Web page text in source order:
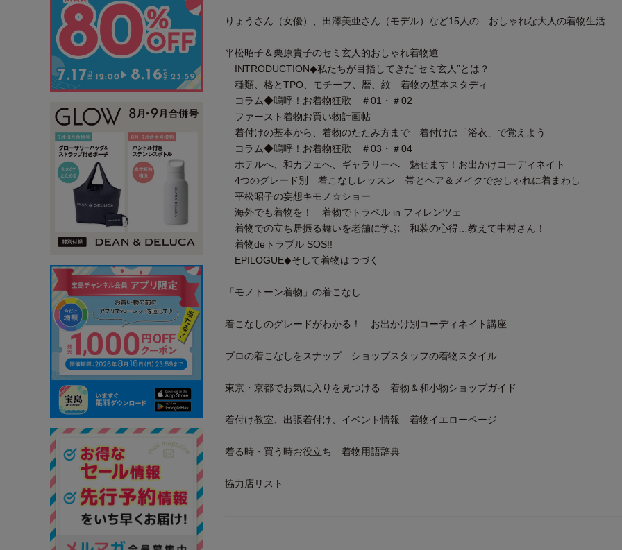
りょうさん（女優）、田澤美亜さん（モデル）など15人の おしゃれな大人の着物生活
平松昭子＆栗原貴子のセミ玄人的おしゃれ着物道
INTRODUCTION◆私たちが目指してきた“セミ玄人”とは？
種類、格とTPO、モチーフ、暦、紋 着物の基本スタディ
コラム◆嗚呼！お着物狂歌 ＃01・＃02
ファースト着物お買い物計画帖
着付けの基本から、着物のたたみ方まで 着付けは「浴衣」で覚えよう
コラム◆嗚呼！お着物狂歌 ＃03・＃04
ホテルへ、和カフェへ、ギャラリーへ 魅せます！お出かけコーディネイト
4つのグレード別 着こなしレッスン 帯とヘア＆メイクでおしゃれに着まわし
平松昭子の妄想キモノ☆ショー
海外でも着物を！ 着物でトラベル in フィレンツェ
着物での立ち居振る舞いを老舗に学ぶ 和装の心得…教えて中村さん！
着物deトラブル SOS!!
EPILOGUE◆そして着物はつづく
「モノトーン着物」の着こなし
着こなしのグレードがわかる！ お出かけ別コーディネイト講座
プロの着こなしをスナップ ショップスタッフの着物スタイル
東京・京都でお気に入りを見つける 着物＆和小物ショップガイド
着付け教室、出張着付け、イベント情報 着物イエローページ
着る時・買う時お役立ち 着物用語辞典
協力店リスト